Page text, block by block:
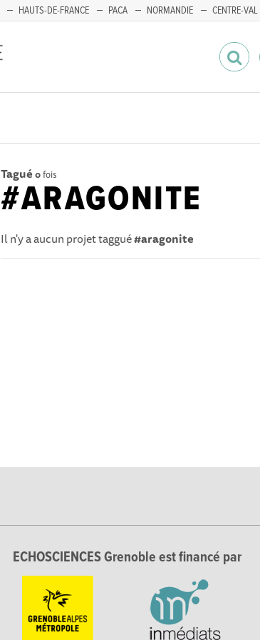
HAUTS-DE-FRANCE PACA NORMANDIE CENTRE-
Tagué 0fois
#ARAGONITE
Il n'y a aucun projet taggué#aragonite
ECHOSCIENCES Grenoble est financé par